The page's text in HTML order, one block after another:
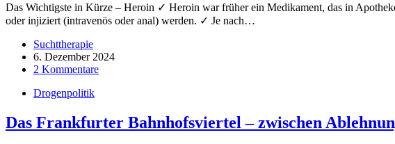
Das Wichtigste in Kürze – Heroin ✓ Heroin war früher ein Medikament, das in
oder injiziert (intravenös oder anal) werden. ✓ Je nach…
Suchttherapie
6. Dezember 2024
2 Kommentare
Drogenpolitik
Das Frankfurter Bahnhofsviertel – zwischen